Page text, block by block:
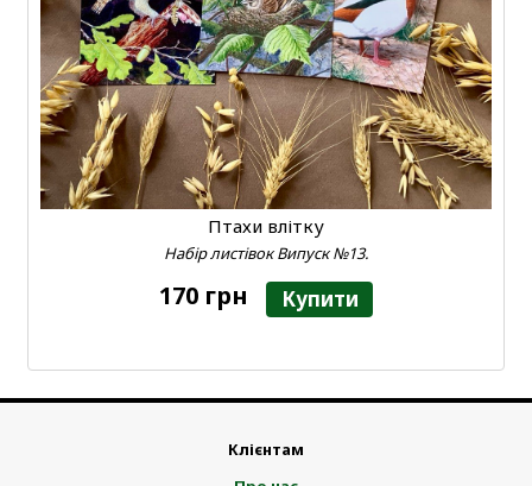
Птахи влітку
Набір листівок Випуск №13.
170 грн Купити
Клієнтам